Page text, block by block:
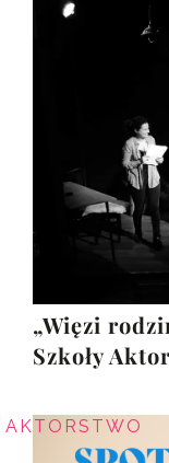
„Więzi
Szkoły
AKTORSTWO